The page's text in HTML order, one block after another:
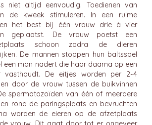
niet altijd eenvoudig. Toedienen van
de kweek stimuleren. In een ruime
het best bij één vrouw drie à vier
geplaatst. De vrouw poetst een
schoon zodra de dieren
De mannen stoppen hun baltsspel
een man nadert die haar daarna op een
vasthoudt. De eitjes worden per 2-4
door de vrouw tussen de buikvinnen
spermatozoïden van één of meerdere
rond de paringsplaats en bevruchten
worden de eieren op de afzetplaats